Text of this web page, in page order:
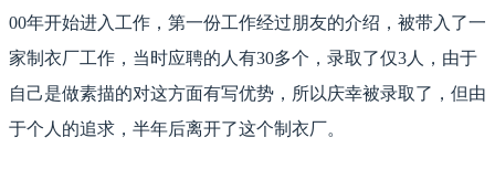
00年开始进入工作，第一份工作经过朋友的介绍，被带入了一
家制衣厂工作，当时应聘的人有30多个，录取了仅3人，由于
自己是做素描的对这方面有写优势，所以庆幸被录取了，但由
于个人的追求，半年后离开了这个制衣厂。